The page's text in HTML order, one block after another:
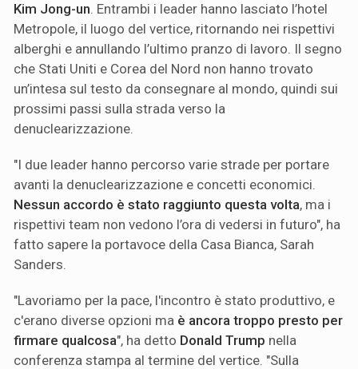
Kim Jong-un . Entrambi i leader hanno lasciato l’hotel
Metropole, il luogo del vertice, ritornando nei rispettivi
alberghi e annullando l’ultimo pranzo di lavoro. Il segno
che Stati Uniti e Corea del Nord non hanno trovato
un’intesa sul testo da consegnare al mondo, quindi sui
prossimi passi sulla strada verso la
denuclearizzazione.
"I due leader hanno percorso varie strade per portare
avanti la denuclearizzazione e concetti economici.
Nessun accordo è stato raggiunto questa volta, ma i
rispettivi team non vedono l’ora di vedersi in futuro", ha
fatto sapere la portavoce della Casa Bianca, Sarah
Sanders.
"Lavoriamo per la pace, l'incontro è stato produttivo, e
c'erano diverse opzioni ma è ancora troppo presto per
firmare qualcosa", ha detto Donald Trump nella
conferenza stampa al termine del vertice. "Sulla